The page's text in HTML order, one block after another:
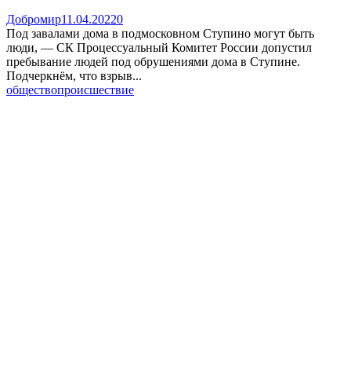
Добромир11.04.20220
Под завалами дома в подмосковном Ступино могут быть
люди, — СК Процессуальный Комитет России допустил
пребывание людей под обрушениями дома в Ступине.
Подчеркнём, что взрыв...
обществопроисшествие